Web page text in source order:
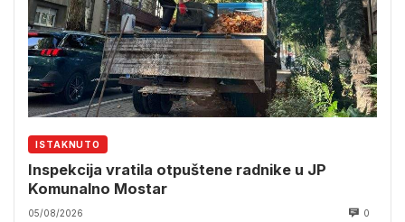
ISTAKNUTO
Inspekcija vratila otpuštene radnike u JP
Komunalno Mostar
05/08/2026 0